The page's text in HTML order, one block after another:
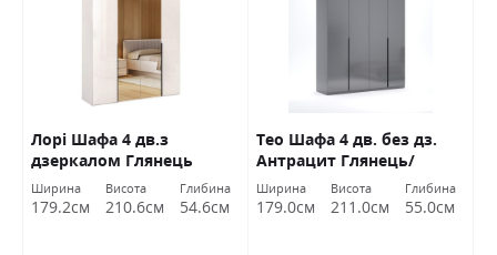
Лорі Шафа 4 дв.з
дзеркалом Глянець
Кашемір Міромарк
Ширина
179.2см
Висота
210.6см
Глибина
54.6см
Тео Шафа 4 дв. без дз.
Антрацит Глянець/
Графіт Міромарк
Ширина
179.0см
Висота
211.0см
Глибина
55.0см